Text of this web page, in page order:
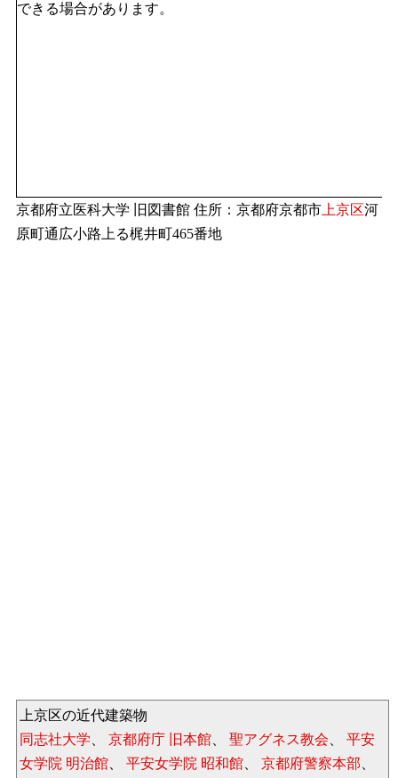
できる場合があります。
京都府立医科大学 旧図書館 住所：京都府京都市 上京区河
原町通広小路上る梶井町465番地
上京区の近代建築物
同志社大学
京都府庁 旧本館 聖アグネス教会
平安
女学院 明治館
平安女学院 昭和館 京都府警察本部